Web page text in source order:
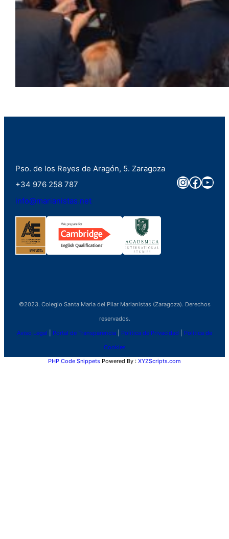
Pso. de los Reyes de Aragón, 5. Zaragoza
+34 976 258 787
info@marianistas.net
©2023. Colegio Santa Maria del Pilar Marianistas (Zaragoza). Derechos
reservados.
Aviso Legal Portal de Transparencia Política de Privacidad Política de
Cookies
PHP Code Snippets Powered By : XYZScripts.com